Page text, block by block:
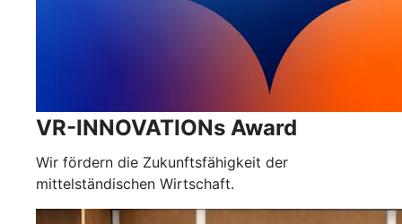
VR-INNOVATIONs Award
Wir fördern die Zukunftsfähigkeit der
mittelständischen Wirtschaft.